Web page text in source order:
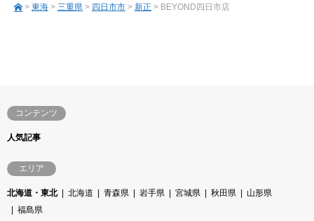
> 東海 > 三重県 > 四日市市 > 新正 > BEYOND四日市店
コンテンツ
人気記事
エリア
北海道・東北 北海道 青森県 岩手県 宮城県 秋田県
山形県
福島県